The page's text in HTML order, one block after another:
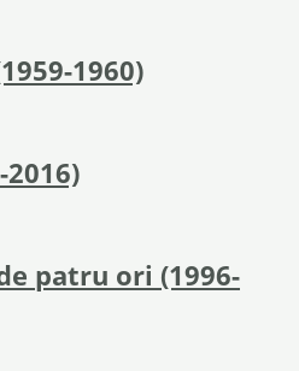
1960)
patru ori (1996-